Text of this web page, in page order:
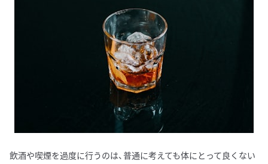
飲酒や喫煙を過度に行うのは、普通に考えても体にとって良くない